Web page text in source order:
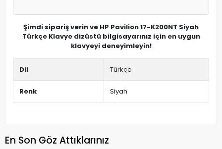
Şimdi sipariş verin ve HP Pavilion 17-K200NT Siyah
Türkçe Klavye dizüstü bilgisayarınız için en uygun
klavyeyi deneyimleyin!
Dil Türkçe
Renk Siyah
En Son Göz Attıklarınız